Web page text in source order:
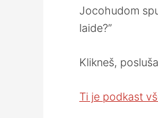
Jocohudom
laide?”
Klikneš,
Ti je podkast